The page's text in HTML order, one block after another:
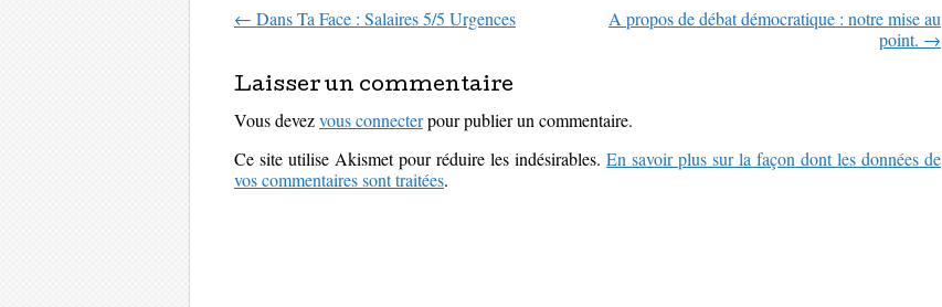
Parcourir les articles
← Dans Ta Face : Salaires 5/5 Urgences
A propos de débat démocratique : notre mise au
point. →
Laisser un commentaire
Vous devezvous connecterpour publier un commentaire.
Ce site utilise Akismet pour réduire les indésirables. En savoir plus sur la façon dont les données de
vos commentaires sont traitées.